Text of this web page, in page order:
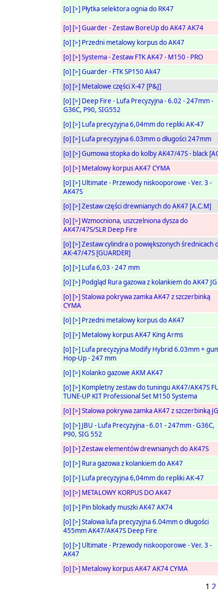
[o] [>] Płytka selektora ognia do RK47
[o] [>]Guarder - Zestaw BoreUp do AK47 AK74
[o] [>] Przedni metalowy korpus do AK47
[o] [>]Systema - Zestaw FTK AK47 - M150 - PRO
[o] [>]Guarder - FTK SP150 Ak47
[o] [>] Metalowe części X-47 [P&J]
[o] [>] Deep Fire - Lufa Precyzyjna - 6.02 - 247mm -
G36C, P90, SIG552
[o] [>] Lufa precyzyjna 6,04mm do repliki AK-47
[o] [>] Lufa precyzyjna 6.03mm o długości 247mm
[o] [>]Gumowa stopka do kolby AK47/47S - black
[o] [>] Metalowy korpus AK47 CYMA
[o] [>] Ultimate - Przewody niskooporowe - Ver. 3 -
AK47S
[o] [>]Zestaw części drewnianych do AK47 [A.C.M]
[o] [>]Wzmocniona, uszczelniona dysza do
AK47/47S/SLR Deep Fire
[o] [>]Zestaw cylindra o powiększonych średnicach
AK-47/47S [GUARDER]
[o] [>] Lufa 6,03 - 247 mm
[o] [>] Podgląd Rura gazowa z kolankiem do AK47 JG
[o] [>]Stalowa pokrywa zamka AK47 z szczerbinką
CYMA
[o] [>] Przedni metalowy korpus do AK47
[o] [>] Metalowy korpus AK47 King Arms
[o] [>] Lufa precyzyjna Modify Hybrid 6.03mm +
Hop-Up - 247 mm
[o] [>] Kolanko gazowe AKM AK47
[o] [>] Kompletny zestaw do tuningu AK47/AK47S
TUNE-UP KIT Professional Set M150 Systema
[o] [>]Stalowa pokrywa zamka AK47 z szczerbinką JG
[o] [>] JBU - Lufa Precyzyjna - 6.01 - 247mm - G36C,
P90, SIG 552
[o] [>]Zestaw elementów drewnianych do AK47S
[o] [>] Rura gazowa z kolankiem do AK47
[o] [>] Lufa precyzyjna 6,04mm do repliki AK-47
[o] [>] METALOWY KORPUS DO AK47
[o] [>] Pin blokady muszki AK47 AK74
[o] [>]Stalowa lufa precyzyjna 6.04mm o długości
455mm AK47/AK47S Deep Fire
[o] [>] Ultimate - Przewody niskooporowe - Ver. 3 -
AK47
[o] [>] Metalowy korpus AK47 AK74 CYMA
1 2